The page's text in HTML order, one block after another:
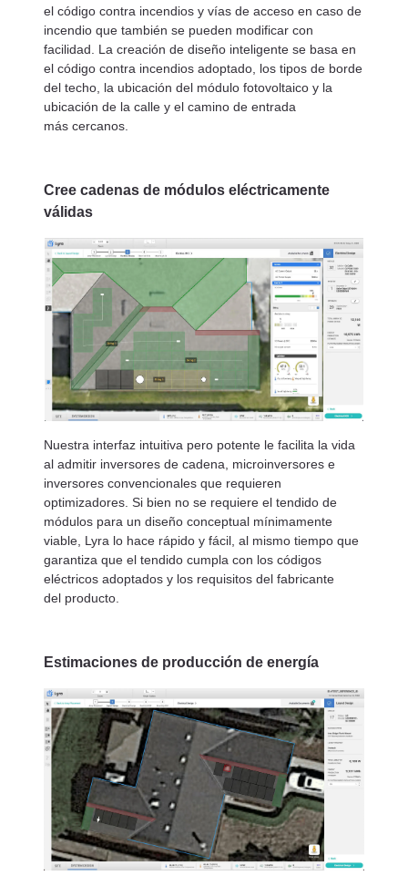
el código contra incendios y vías de acceso en caso de
incendio que también se pueden modificar con
facilidad. La creación de diseño inteligente se basa en
el código contra incendios adoptado, los tipos de borde
del techo, la ubicación del módulo fotovoltaico y la
ubicación de la calle y el camino de entrada
más cercanos.
Cree cadenas de módulos eléctricamente
válidas
Nuestra interfaz intuitiva pero potente le facilita la vida
al admitir inversores de cadena, microinversores e
inversores convencionales que requieren
optimizadores. Si bien no se requiere el tendido de
módulos para un diseño conceptual mínimamente
viable, Lyra lo hace rápido y fácil, al mismo tiempo que
garantiza que el tendido cumpla con los códigos
eléctricos adoptados y los requisitos del fabricante
del producto.
Estimaciones de producción de energía